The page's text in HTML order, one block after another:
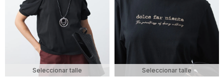
Seleccionar talle Seleccionar talle